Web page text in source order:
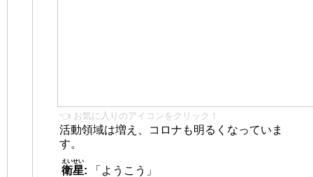
👈 お気に入りのアイコンをクリック！
活動領域は増え、コロナも明るくなっていま
す。
衛星
えいせい
:
「ようこう」